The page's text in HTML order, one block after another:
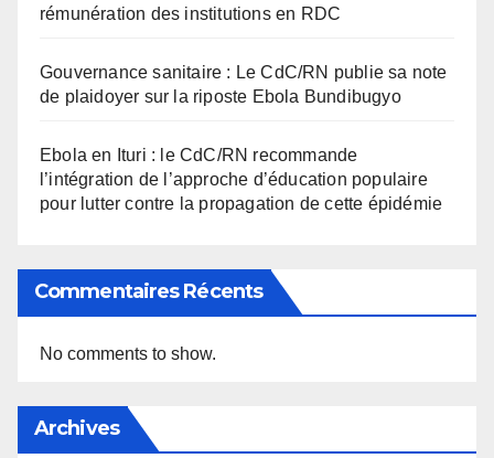
rémunération des institutions en RDC
Gouvernance sanitaire : Le CdC/RN publie sa note
de plaidoyer sur la riposte Ebola Bundibugyo
Ebola en Ituri : le CdC/RN recommande
l’intégration de l’approche d’éducation populaire
pour lutter contre la propagation de cette épidémie
Commentaires Récents
No comments to show.
Archives